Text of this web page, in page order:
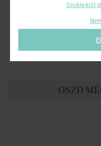
Magasság: 13
OSZD
Cookie-król